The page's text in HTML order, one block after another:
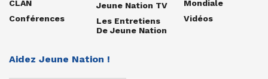
CLAN
Conférences
Jeune Nation TV
Les Entretiens
De Jeune Nation
Mondiale
Vidéos
Aidez Jeune Nation !